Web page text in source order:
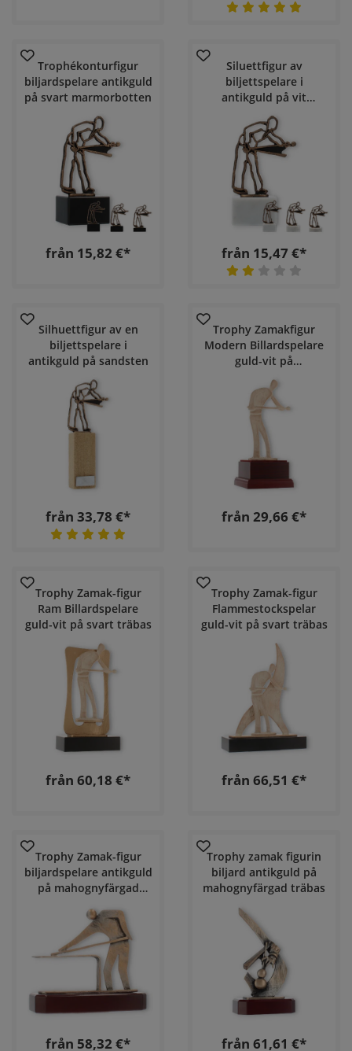
Trophékonturfigur
biljardspelare antikguld
på svart marmorbotten
från 15,82 €*
Siluettfigur av
biljettspelare i
antikguld på vit
marmorbas
från 15,47 €*
Silhuettfigur av en
biljettspelare i
antikguld på sandsten
från 33,78 €*
Trophy Zamakfigur
Modern Billardspelare
guld-vit på
mahognyfärgad träbas
från 29,66 €*
Trophy Zamak-figur
Ram Billardspelare
guld-vit på svart träbas
från 60,18 €*
Trophy Zamak-figur
Flammestockspelar
guld-vit på svart träbas
från 66,51 €*
Trophy Zamak-figur
biljardspelare antikguld
på mahognyfärgad
från 58,32 €*
Trophy zamak figurin
biljard antikguld på
mahognyfärgad träbas
från 61,61 €*